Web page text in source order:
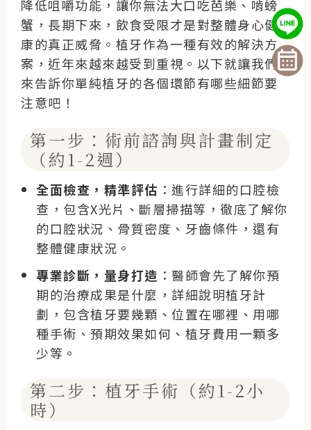
降低咀嚼功能，讓你無法大口吃芭樂、啃螃
蟹，長期下來，飲食受限才是對整體身心健
康的真正威脅。植牙作為一種有效的解決方
案，近年來越來越受到重視。以下就讓我們
來告訴你單純植牙的各個環節有哪些細節要
注意吧！
第一步：術前諮詢與計畫制定
（約1-2週）
全面檢查，精準評估 ：進行詳細的口腔檢
查，包含X光片、斷層掃描等，徹底了解你
的口腔狀況、骨質密度、牙齒條件，還有
整體健康狀況。
專業診斷，量身打造 ：醫師會先了解你預
期的治療成果是什麼，詳細說明植牙計
劃，包含植牙要幾顆、位置在哪裡、用哪
種手術、預期效果如何、 植牙費用一顆多
少等。
第二步：植牙手術（約1-2小
時）